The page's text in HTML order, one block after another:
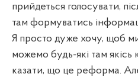
прийдеться голосувати,
там формуватись
Я просто дуже хочу, щоб
можемо будь-які там якісь
казати, що це реформа.